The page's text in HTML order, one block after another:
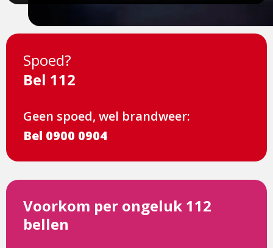
Spoed?
Bel 112
Geen spoed, wel brandweer:
Bel 0900 0904
Voorkom per ongeluk 112
bellen